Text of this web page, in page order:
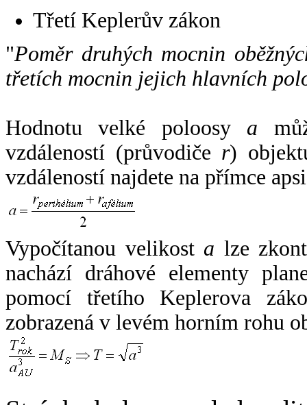
Třetí Keplerův zákon
"Poměr druhých mocnin
třetích mocnin jejich hlavních
Hodnotu velké poloosy a
vzdáleností (průvodiče r)
vzdáleností najdete na přímce
Vypočítanou velikost a lze
nachází dráhové elementy
pomocí třetího Keplerova
zobrazená v levém horním rohu